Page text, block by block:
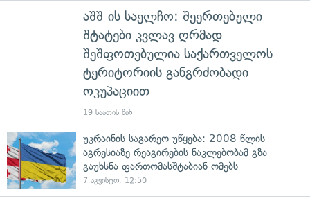
აშშ-ის საელჩო: შეერთებული
შტატები კვლავ ღრმად
შეშფოთებულია საქართველოს
ტერიტორიის განგრძობადი
ოკუპაციით
19 საათის წინ
უკრაინის საგარეო უწყება: 2008 წლის
აგრესიაზე რეაგირების ნაკლებობამ გზა
გაუხსნა ფართომასშტაბიან ომებს
7 აგვისტო, 12:50